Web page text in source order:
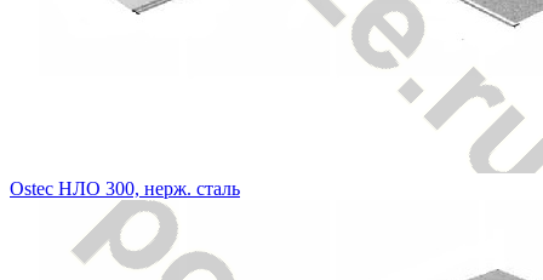
Ostec НЛО 300, нерж. сталь